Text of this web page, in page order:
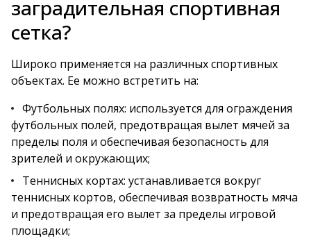
заградительная спортивная
сетка?
Широко применяется на различных спортивных
объектах. Ее можно встретить на:
Футбольных полях: используется для ограждения
футбольных полей, предотвращая вылет мячей за
пределы поля и обеспечивая безопасность для
зрителей и окружающих;
Теннисных кортах: устанавливается вокруг
теннисных кортов, обеспечивая возвратность мяча
и предотвращая его вылет за пределы игровой
площадки;